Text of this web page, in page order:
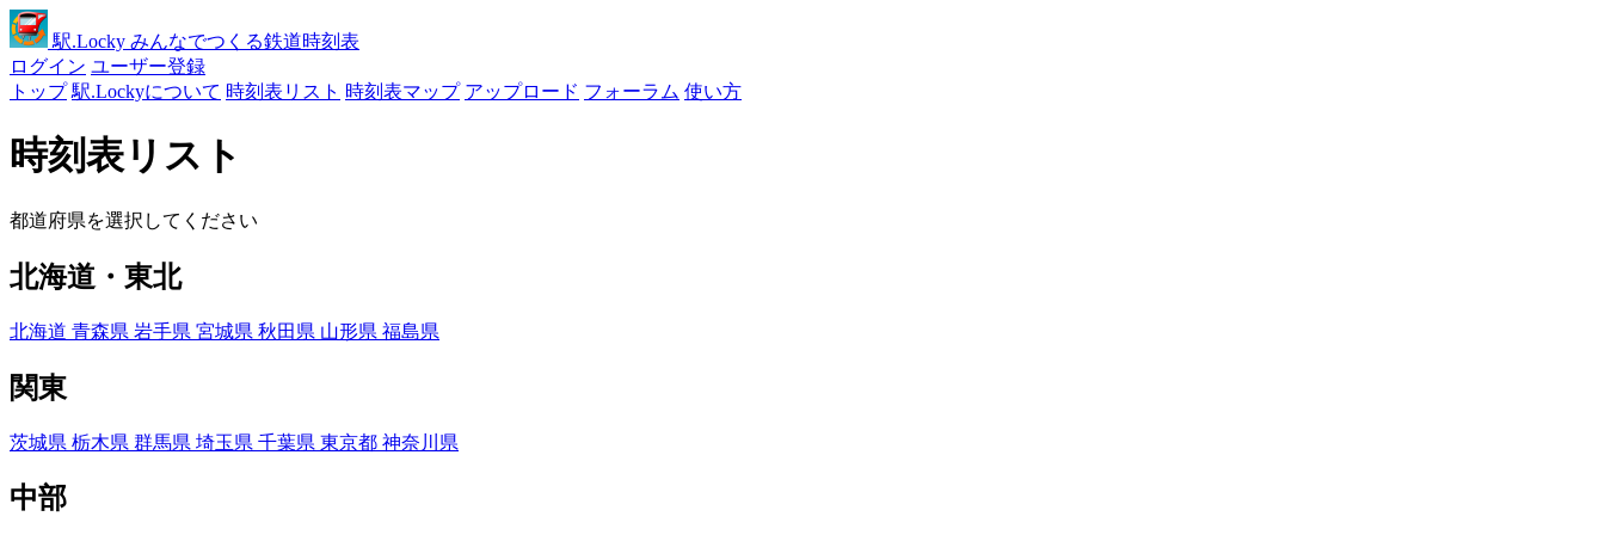
駅.Locky みんなでつくる鉄道時刻表
ログイン ユーザー登録
トップ 駅.Lockyについて 時刻表リスト 時刻表マップ アップロード フォーラム 使い方
時刻表リスト
都道府県を選択してください
北海道・東北
北海道 青森県 岩手県 宮城県 秋田県 山形県 福島県
関東
茨城県 栃木県 群馬県 埼玉県 千葉県 東京都 神奈川県
中部